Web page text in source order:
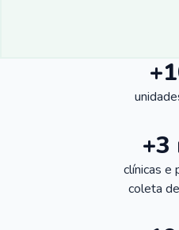
+3
clínicas e
coleta